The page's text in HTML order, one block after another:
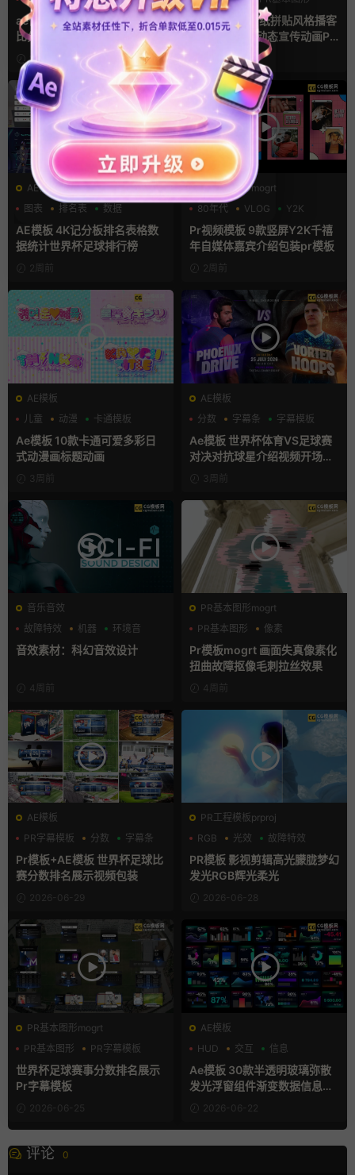
ae体育模板 足球比赛队伍PK
比分牌对决卡片球员介绍宣传
视频AE模板
13小时前
复古风
pr模板 做旧撕纸拼贴风格播客
节目开场介绍动态宣传动画PR
3天前
AE模板
图表
排名表 数据
AE模板 4K记分板排名表格数
据统计世界杯足球排行榜
2周前
PR基本图形mogrt
80年代
VLOG Y2K
Pr视频模板 9款竖屏Y2K千禧
年自媒体嘉宾介绍包装pr模板
2周前
AE模板
儿童
动漫 卡通模板
Ae模板 10款卡通可爱多彩日
式动漫画标题动画
3周前
AE模板
分数
字幕条 字幕模板
Ae模板 世界杯体育VS足球赛
对决对抗球星介绍视频开场片
3周前
音乐音效
故障特效
机器 环境音
音效素材：科幻音效设计
4周前
PR基本图形mogrt
PR基本图形
像素
故障特效
Pr模板mogrt 画面失真像素化
扭曲故障抠像毛刺拉丝效果
4周前
AE模板
PR字幕模板
分数 字幕条
Pr模板+AE模板 世界杯足球比
赛分数排名展示视频包装
2026-06-29
PR工程模板prproj
RGB
光效 故障特效
PR模板 影视剪辑高光朦胧梦幻
发光RGB辉光柔光
2026-06-28
PR基本图形mogrt
PR基本图形
PR字幕模板
分数
世界杯足球赛事分数排名展示
Pr字幕模板
2026-06-25
AE模板
HUD
交互 信息
Ae模板 30款半透明玻璃弥散
发光浮窗组件渐变数据信息图
2026-06-22
评论 0